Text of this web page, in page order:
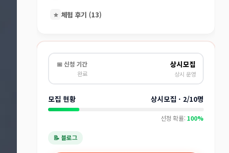
⭐ 체험 후기 (13)
📅 신청 기간
완료
상시모집
상시 운영
모집 현황 상시모집 · 2/10명
선정 확률: 100%
📝 블로그